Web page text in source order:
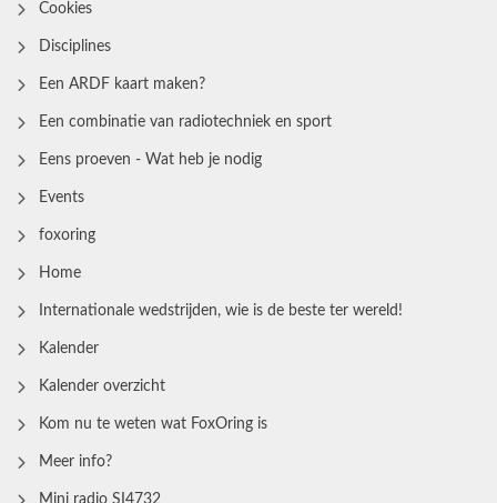
Cookies
Disciplines
Een ARDF kaart maken?
Een combinatie van radiotechniek en sport
Eens proeven - Wat heb je nodig
Events
foxoring
Home
Internationale wedstrijden, wie is de beste ter wereld!
Kalender
Kalender overzicht
Kom nu te weten wat FoxOring is
Meer info?
Mini radio SI4732